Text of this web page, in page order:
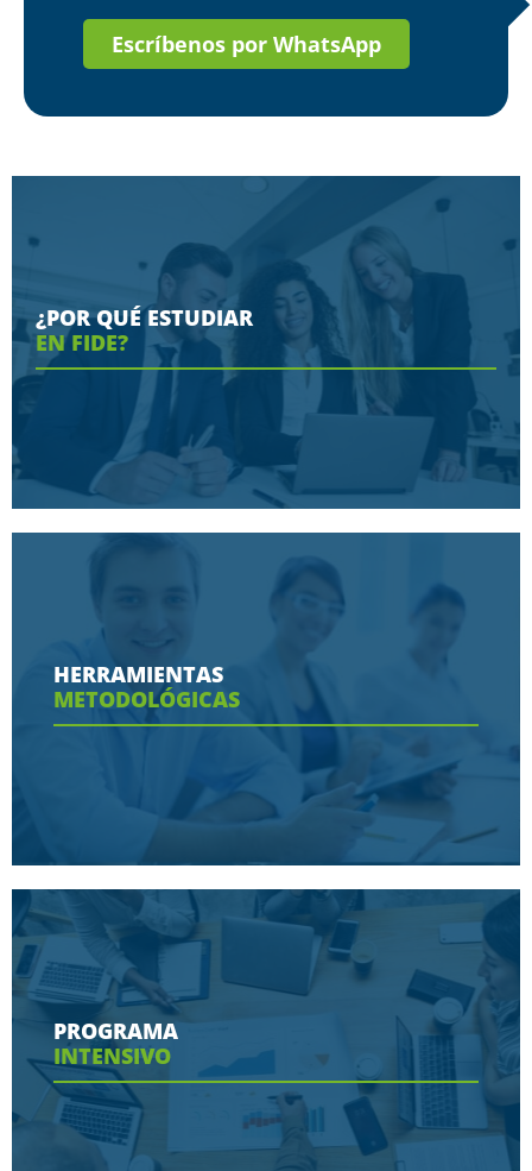
Escríbenos por WhatsApp
¿POR QUÉ ESTUDIAR
EN FIDE?
Conoce aquí las razones porque nos eligen
Ver más
HERRAMIENTAS
METODOLÓGICAS
Conoce aquí las herramientas con las que
contaras en tu programa
Ver más
PROGRAMA
INTENSIVO